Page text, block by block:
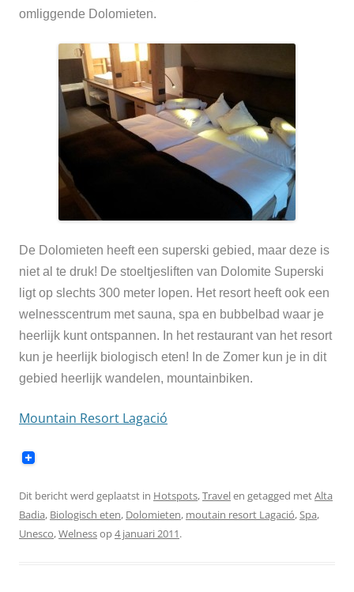
omliggende Dolomieten.
De Dolomieten heeft een superski gebied, maar deze is
niet al te druk! De stoeltjesliften van Dolomite Superski
ligt op slechts 300 meter lopen. Het resort heeft ook een
welnesscentrum met sauna, spa en bubbelbad waar je
heerlijk kunt ontspannen. In het restaurant van het resort
kun je heerlijk biologisch eten! In de Zomer kun je in dit
gebied heerlijk wandelen, mountainbiken.
Mountain Resort Lagació
Dit bericht werd geplaatst in Hotspots,Travelen getagged metAlta
Badia, Biologisch eten, Dolomieten, moutain resort Lagació,Spa,
Unesco,Welnessop4 januari 2011.